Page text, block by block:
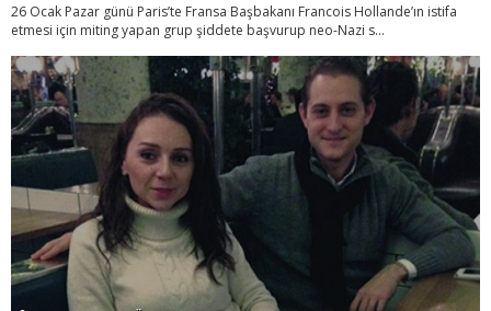
26 Ocak Pazar günü Paris’te Fransa Başbakanı Francois Hollande’ın istifa
etmesi için miting yapan grup şiddete başvurup neo-Nazi s...